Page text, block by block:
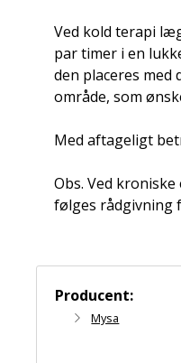
Ved kold terapi
par timer i en
den placeres med
område, som
Med aftageligt
Obs. Ved
følges rådgivning
Producent:
Mysa